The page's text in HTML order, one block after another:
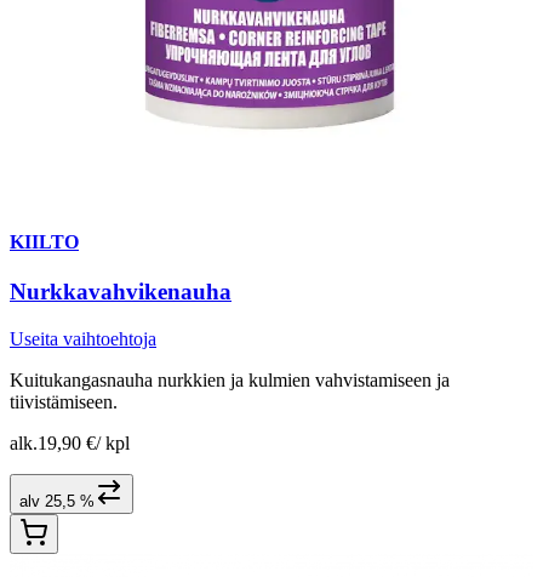
KIILTO
Nurkkavahvikenauha
Useita vaihtoehtoja
Kuitukangasnauha nurkkien ja kulmien vahvistamiseen ja
tiivistämiseen.
alk.19,90 €/ kpl
alv 25,5 %